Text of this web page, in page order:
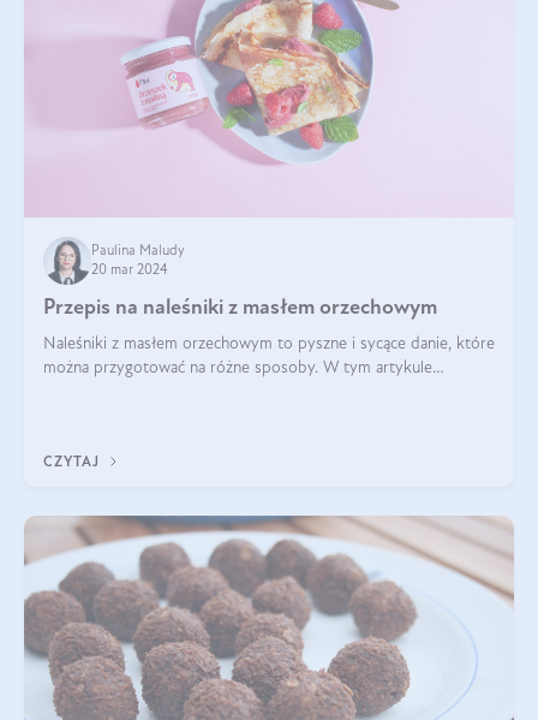
Paulina Maludy
20 mar 2024
Przepis na naleśniki z masłem orzechowym
Naleśniki z masłem orzechowym to pyszne i sycące danie, które
można przygotować na różne sposoby. W tym artykule
CZYTAJ